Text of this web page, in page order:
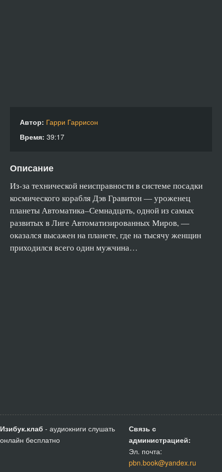
Автор: Гарри Гаррисон
Время: 39:17
Описание
Из‑за технической неисправности в системе посадки
космического корабля Дэв Гравитон — уроженец
планеты Автоматика–Семнадцать, одной из самых
развитых в Лиге Автоматизированных Миров, —
оказался высажен на планете, где на тысячу женщин
приходился всего один мужчина…
Изибук.клаб - аудиокниги слушать
онлайн бесплатно
Связь с
администрацией:
Эл. почта:
pbn.book@yandex.ru